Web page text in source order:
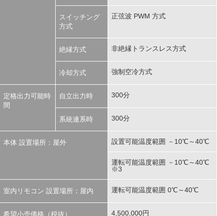
スイッチング
方式
正弦波 PWM 方式
絶縁方式 非絶縁トランスレス方式
冷却方式 強制空冷方式
定格出力可能時
間
自立出力時 300分
系統連系時 300分
本体 設置場所：屋外 設置可能温度範囲 －10℃～40℃
運転可能温度範囲 －10℃～40℃
※3
室内リモコン 設置場所：屋内 運転可能温度範囲 0℃～40℃
希望小売価格（税抜） 4,500,000円